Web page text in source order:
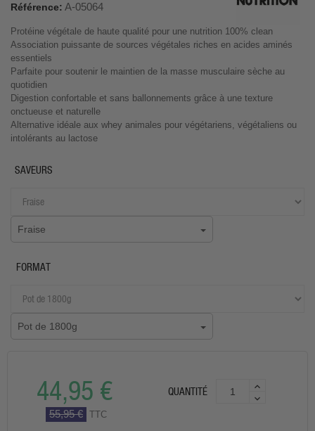
Référence: A-05064
Protéine végétale de haute qualité pour une nutrition 100% clean
Association puissante de sources végétales riches en acides aminés
essentiels
Parfaite pour soutenir le maintien de la masse musculaire sèche au
quotidien
Digestion confortable et sans ballonnements grâce à une texture
onctueuse et naturelle
Alternative idéale aux whey animales pour végétariens, végétaliens ou
intolérants au lactose
SAVEURS
Fraise
FORMAT
Pot de 1800g
44,95 €
55,95 € TTC
QUANTITÉ